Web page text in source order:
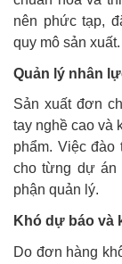
nên phức tạp,
quy mô sản xuất.
Quản lý nhân
Sản xuất đơn
tay nghề cao và
phẩm. Việc
cho từng dự án
phận quản lý.
Khó dự báo và
Do đơn hàng